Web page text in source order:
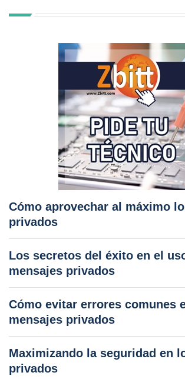
Cómo aprovechar al máximo
privados
Los secretos del éxito en el
mensajes privados
Cómo evitar errores comunes
mensajes privados
Maximizando la seguridad en
privados